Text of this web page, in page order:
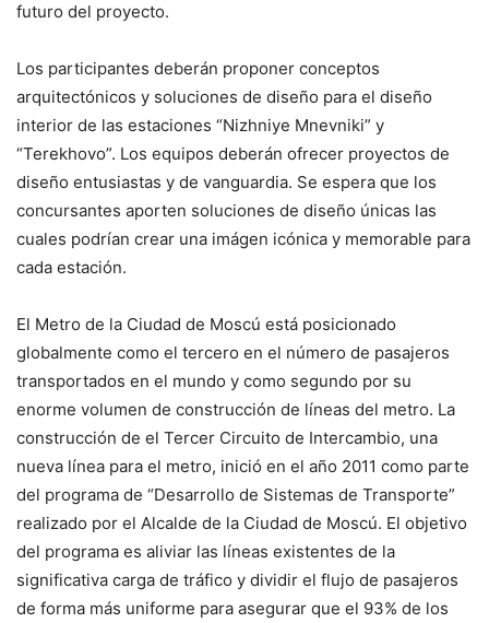
futuro del proyecto.
Los participantes deberán proponer conceptos
arquitectónicos y soluciones de diseño para el diseño
interior de las estaciones “Nizhniye Mnevniki” y
“Terekhovo”. Los equipos deberán ofrecer proyectos de
diseño entusiastas y de vanguardia. Se espera que los
concursantes aporten soluciones de diseño únicas las
cuales podrían crear una imágen icónica y memorable para
cada estación.
El Metro de la Ciudad de Moscú está posicionado
globalmente como el tercero en el número de pasajeros
transportados en el mundo y como segundo por su
enorme volumen de construcción de líneas del metro. La
construcción de el Tercer Circuito de Intercambio, una
nueva línea para el metro, inició en el año 2011 como parte
del programa de “Desarrollo de Sistemas de Transporte”
realizado por el Alcalde de la Ciudad de Moscú. El objetivo
del programa es aliviar las líneas existentes de la
significativa carga de tráfico y dividir el flujo de pasajeros
de forma más uniforme para asegurar que el 93% de los